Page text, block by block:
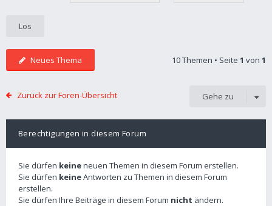
Neues Thema 10 Themen • Seite 1 von 1
Zurück zur Foren-Übersicht Gehe zu
Berechtigungen in diesem Forum
Sie dürfen keineneuen Themen in diesem Forum erstellen.
Sie dürfen keineAntworten zu Themen in diesem Forum
erstellen.
Sie dürfen Ihre Beiträge in diesem Forum nicht ändern.